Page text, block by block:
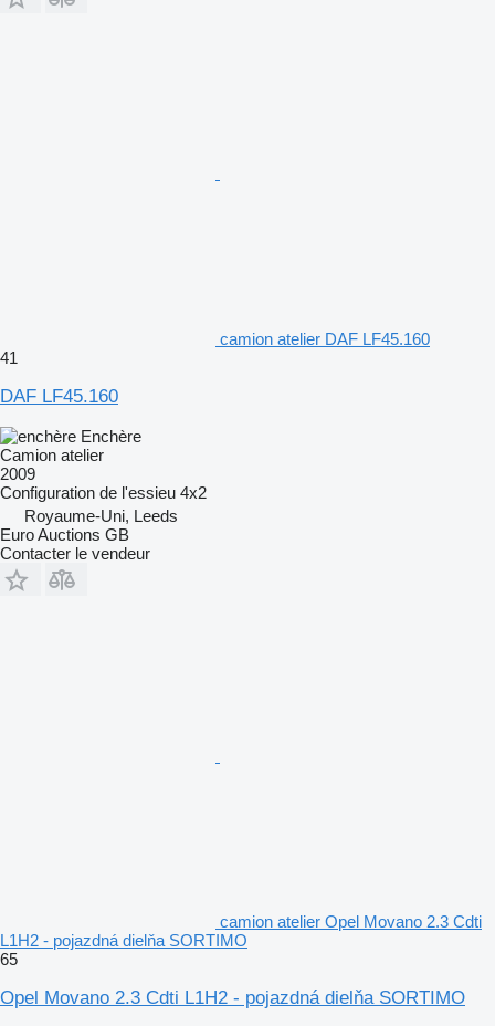
camion atelier DAF LF45.160
41
DAF LF45.160
Enchère
Camion atelier
2009
Configuration de l'essieu 4x2
Royaume-Uni, Leeds
Euro Auctions GB
Contacter le vendeur
camion atelier Opel Movano 2.3 Cdti
L1H2 - pojazdná dielňa SORTIMO
65
Opel Movano 2.3 Cdti L1H2 - pojazdná dielňa SORTIMO